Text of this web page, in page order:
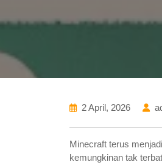
2 April, 2026
Minecraft terus
kemungkinan tak